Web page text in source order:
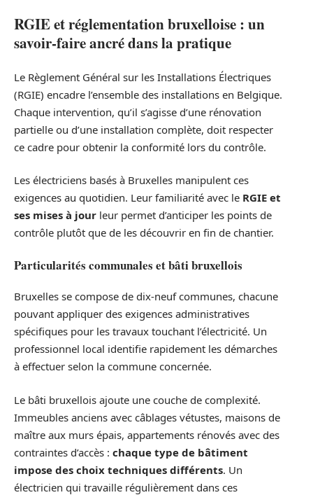
RGIE et réglementation bruxelloise : un
savoir-faire ancré dans la pratique
Le Règlement Général sur les Installations Électriques
(RGIE) encadre l’ensemble des installations en Belgique.
Chaque intervention, qu’il s’agisse d’une rénovation
partielle ou d’une installation complète, doit respecter
ce cadre pour obtenir la conformité lors du contrôle.
Les électriciens basés à Bruxelles manipulent ces
exigences au quotidien. Leur familiarité avec le RGIE et
ses mises à jour leur permet d’anticiper les points de
contrôle plutôt que de les découvrir en fin de chantier.
Particularités communales et bâti bruxellois
Bruxelles se compose de dix-neuf communes, chacune
pouvant appliquer des exigences administratives
spécifiques pour les travaux touchant l’électricité. Un
professionnel local identifie rapidement les démarches
à effectuer selon la commune concernée.
Le bâti bruxellois ajoute une couche de complexité.
Immeubles anciens avec câblages vétustes, maisons de
maître aux murs épais, appartements rénovés avec des
contraintes d’accès : chaque type de bâtiment
impose des choix techniques différents. Un
électricien qui travaille régulièrement dans ces